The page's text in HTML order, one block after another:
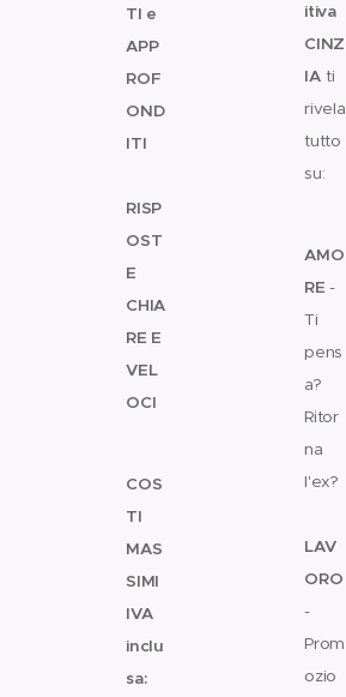
TI e
APP
ROF
OND
ITI
RISP
OST
E
CHIA
RE E
VEL
OCI
COS
TI
MAS
SIMI
IVA
inclu
sa:
itiva
CINZ
IA ti
rivela
tutto
su:
AMO
RE -
Ti
pens
a?
Ritor
na
l'ex?
LAV
ORO
-
Prom
ozio